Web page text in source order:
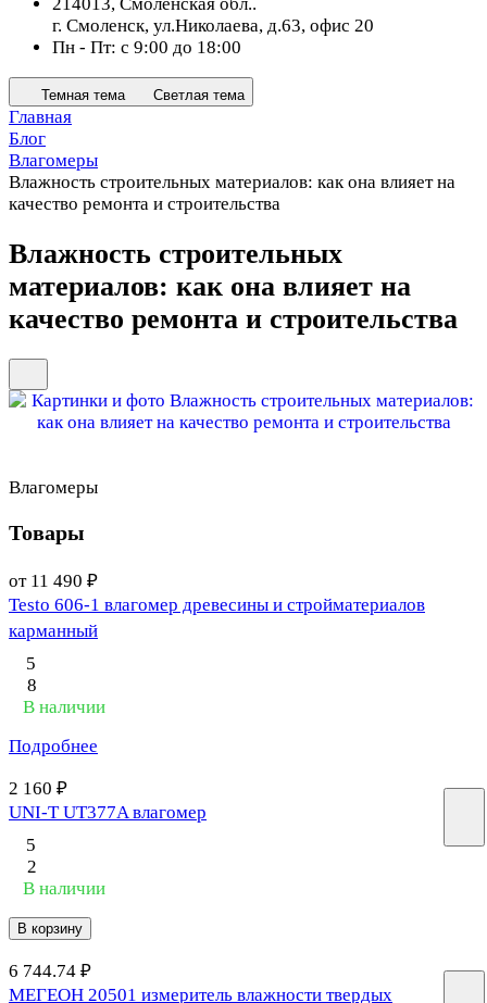
г. Смоленск, ул.Николаева, д.63, офис 20
Пн - Пт: с 9:00 до 18:00
Темная тема Светлая тема
Главная
Блог
Влагомеры
Влажность строительных материалов: как она влияет на
качество ремонта и строительства
Влажность строительных
материалов: как она влияет на
качество ремонта и строительства
Влагомеры
Товары
от 11 490 ₽
Testo 606-1 влагомер древесины и стройматериалов
карманный
5
8
В наличии
Подробнее
2 160 ₽
UNI-T UT377A влагомер
5
2
В наличии
В корзину
6 744.74 ₽
МЕГЕОН 20501 измеритель влажности твердых